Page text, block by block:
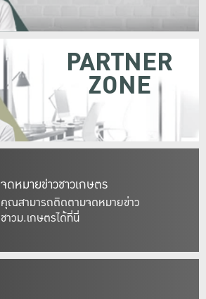
จดหมายข่าวชาวเกษตร
คุณสามารถติดตามจดหมายข่าว
ชาวม.เกษตรได้ที่นี่
PARTNER
ZONE